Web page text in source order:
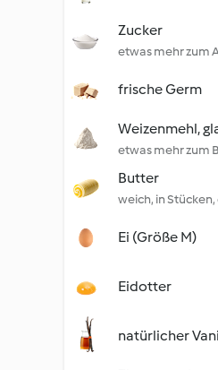
Zucker
etwas mehr zum
frische Germ
Weizenmehl,
etwas mehr zum
Butter
weich, in
Ei (Größe M)
Eidotter
natürlicher